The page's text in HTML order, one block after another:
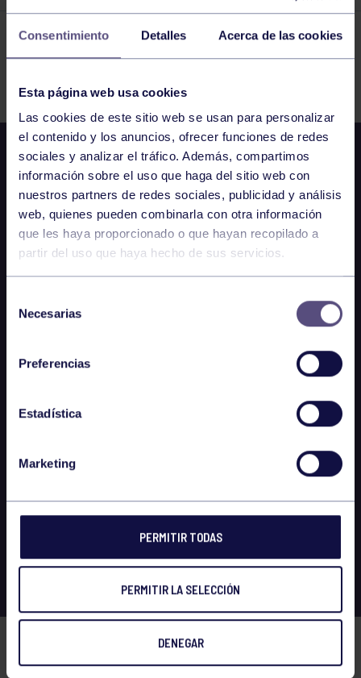
Consentimiento Detalles Acerca de las cookies
Esta página web usa cookies
Las cookies de este sitio web se usan para personalizar
el contenido y los anuncios, ofrecer funciones de redes
sociales y analizar el tráfico. Además, compartimos
información sobre el uso que haga del sitio web con
nuestros partners de redes sociales, publicidad y análisis
web, quienes pueden combinarla con otra información
que les haya proporcionado o que hayan recopilado a
partir del uso que haya hecho de sus servicios.
Necesarias
Preferencias
Estadística
Marketing
PERMITIR TODAS
PERMITIR LA SELECCIÓN
DENEGAR